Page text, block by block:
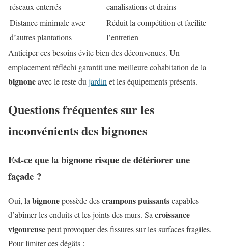
réseaux enterrés
canalisations et drains
Distance minimale avec
d’autres plantations
Réduit la compétition et facilite
l’entretien
Anticiper ces besoins évite bien des déconvenues. Un
emplacement réfléchi garantit une meilleure cohabitation de la
bignoneavec le reste du jardin et les équipements présents.
Questions fréquentes sur les
inconvénients des bignones
Est-ce que la bignone risque de détériorer une
façade ?
Oui, labignonepossède descrampons puissantscapables
d’abîmer les enduits et les joints des murs. Sacroissance
vigoureusepeut provoquer des fissures sur les surfaces fragiles.
Pour limiter ces dégâts :